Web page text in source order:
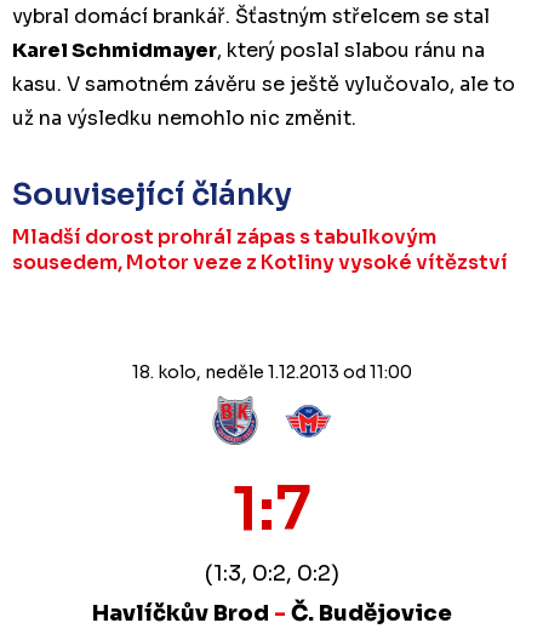
vybral domácí brankář. Šťastným střelcem se stal
Karel Schmidmayer, který poslal slabou ránu na
kasu. V samotném závěru se ještě vylučovalo, ale to
už na výsledku nemohlo nic změnit.
Související články
Mladší dorost prohrál zápas s tabulkovým
sousedem, Motor veze z Kotliny vysoké vítězství
18. kolo, neděle 1.12.2013 od 11:00
1:7
(1:3, 0:2, 0:2)
Havlíčkův Brod - Č. Budějovice